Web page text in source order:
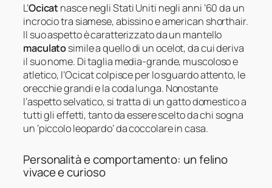
L’Ocicatnasce negli Stati Uniti negli anni ’60 da un
incrocio tra siamese, abissino e american shorthair.
Il suo aspetto è caratterizzato da un mantello
maculatosimile a quello di un ocelot, da cui deriva
il suo nome. Di taglia media-grande, muscoloso e
atletico, l’Ocicat colpisce per lo sguardo attento, le
orecchie grandi e la coda lunga. Nonostante
l’aspetto selvatico, si tratta di un gatto domestico a
tutti gli effetti, tanto da essere scelto da chi sogna
un ‘piccolo leopardo’ da coccolare in casa.
Personalità e comportamento: un felino
vivace e curioso